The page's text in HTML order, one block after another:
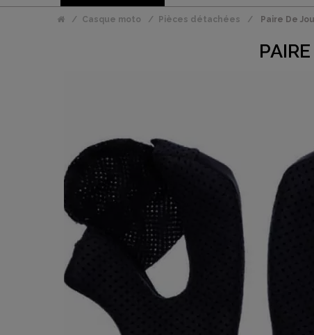
Casque moto Pièces détachées Paire De